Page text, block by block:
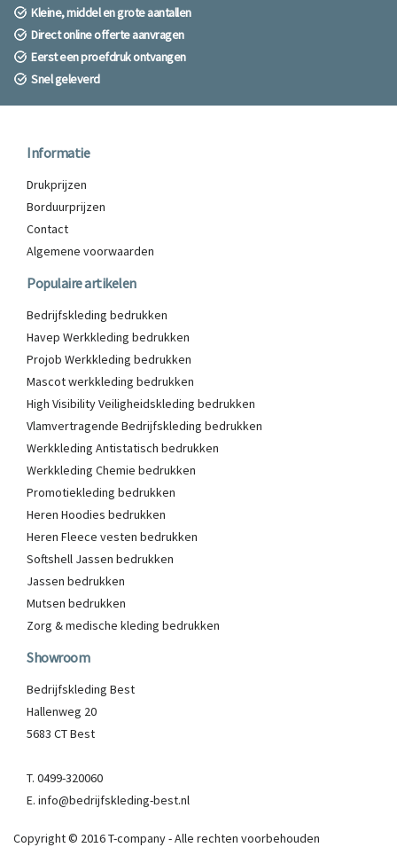
Kleine, middel en grote aantallen
Direct online offerte aanvragen
Eerst een proefdruk ontvangen
Snel geleverd
Informatie
Drukprijzen
Borduurprijzen
Contact
Algemene voorwaarden
Populaire artikelen
Bedrijfskleding bedrukken
Havep Werkkleding bedrukken
Projob Werkkleding bedrukken
Mascot werkkleding bedrukken
High Visibility Veiligheidskleding bedrukken
Vlamvertragende Bedrijfskleding bedrukken
Werkkleding Antistatisch bedrukken
Werkkleding Chemie bedrukken
Promotiekleding bedrukken
Heren Hoodies bedrukken
Heren Fleece vesten bedrukken
Softshell Jassen bedrukken
Jassen bedrukken
Mutsen bedrukken
Zorg & medische kleding bedrukken
Showroom
Bedrijfskleding Best
Hallenweg 20
5683 CT Best
T. 0499-320060
E. info@bedrijfskleding-best.nl
Copyright © 2016 T-company - Alle rechten voorbehouden